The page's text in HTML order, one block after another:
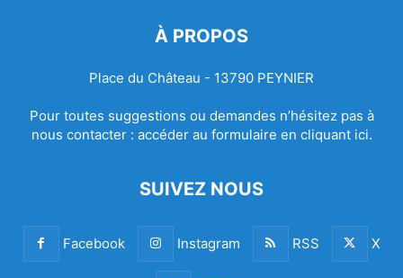
À PROPOS
Place du Château - 13790 PEYNIER
Pour toutes suggestions ou demandes n’hésitez pas à
nous contacter : accéder au formulaire en cliquant ici.
SUIVEZ NOUS
Facebook Instagram RSS X